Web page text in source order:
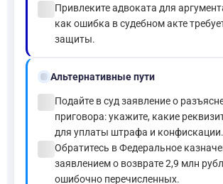
Привлеките адвоката для
как ошибка в судебном акте
защиты.
alt_routeАльтернативные пути
Подайте в суд заявление о
приговора: укажите, какие
для уплаты штрафа и конфискации.
Обратитесь в Федеральное
заявлением о возврате 2,9 млн
ошибочно перечисленных.